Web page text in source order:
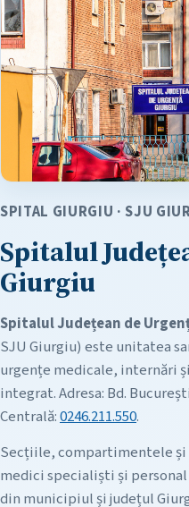
SPITAL GIURGIU · SJU
Spitalul
Giurgiu
Spitalul Județean de
SJU Giurgiu) este unitatea
urgențe medicale, internări
integrat. Adresa: Bd.
Centrală:0246.211.550.
Secțiile, compartimentele
medici specialiști și
din municipiul și județul